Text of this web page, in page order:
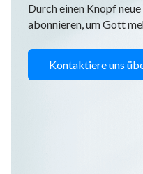
Durch einen Knopf
abonnieren, um Gott
Kontaktiere uns